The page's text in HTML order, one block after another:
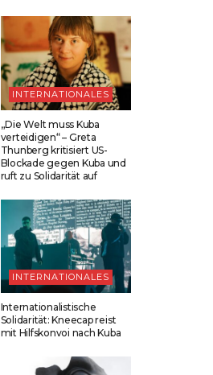
INTERNATIONALES
„Die Welt muss Kuba
verteidigen“ – Greta
Thunberg kritisiert US-
Blockade gegen Kuba und
ruft zu Solidarität auf
INTERNATIONALES
Internationalistische
Solidarität: Kneecap reist
mit Hilfskonvoi nach Kuba